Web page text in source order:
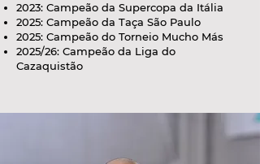
2023: Campeão da Supercopa da Itália
2025: Campeão da Taça São Paulo
2025: Campeão do Torneio Mucho Más
2025/26: Campeão da Liga do
Cazaquistão